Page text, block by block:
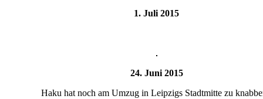
1. Juli 2015
24. Juni 2015
Haku hat noch am Umzug in Leipzigs Stadtmitte zu